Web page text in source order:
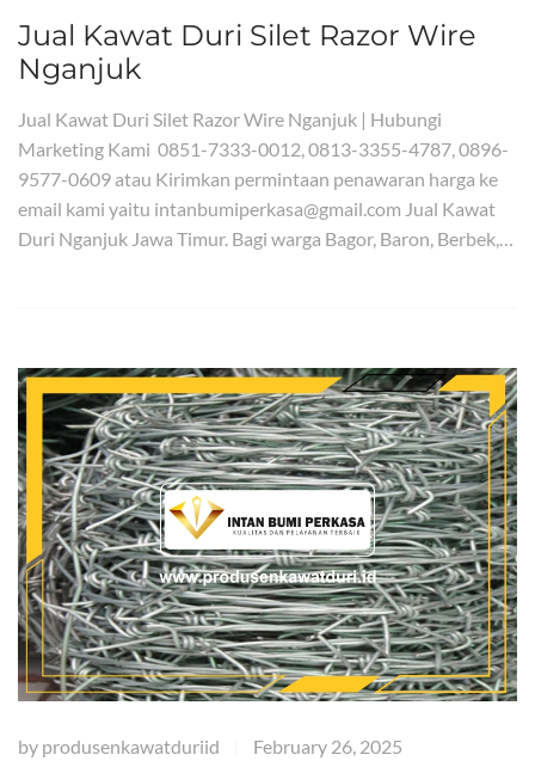
Jual Kawat Duri Silet Razor Wire
Nganjuk
Jual Kawat Duri Silet Razor Wire Nganjuk | Hubungi
Marketing Kami 0851-7333-0012, 0813-3355-4787, 0896-
9577-0609 atau Kirimkan permintaan penawaran harga ke
email kami yaitu intanbumiperkasa@gmail.com Jual Kawat
Duri Nganjuk Jawa Timur. Bagi warga Bagor, Baron, Berbek,…
by produsenkawatduriid February 26, 2025